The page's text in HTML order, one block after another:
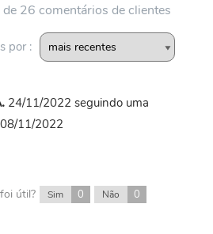
26 comentários de clientes
por :
24/11/2022 seguindo uma
11/2022
útil? Sim 0 Não 0